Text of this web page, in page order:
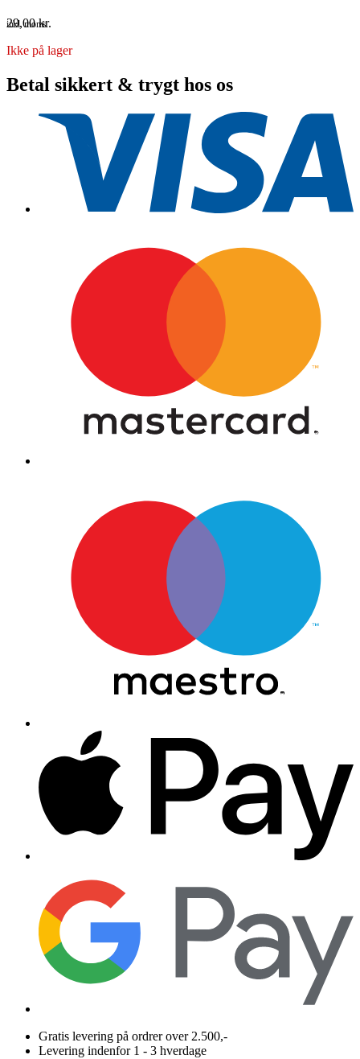
29,00kr.
inkl. moms
Ikke på lager
Betal sikkert & trygt hos os
Gratis levering på ordrer over 2.500,-
Levering indenfor 1 - 3 hverdage